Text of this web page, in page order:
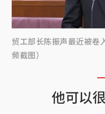
贸工部长陈振声最近被
频截图）
他可以